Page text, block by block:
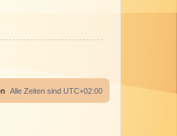
Alle Zeiten sind UTC+02:00